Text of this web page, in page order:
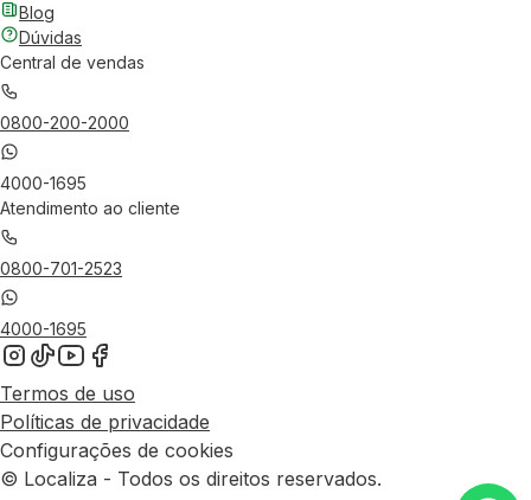
Blog
Dúvidas
Central de vendas
0800-200-2000
4000-1695
Atendimento ao cliente
0800-701-2523
4000-1695
Termos de uso
Políticas de privacidade
Configurações de cookies
© Localiza - Todos os direitos reservados.